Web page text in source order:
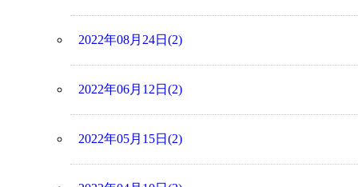
2022年08月24日(2)
2022年06月12日(2)
2022年05月15日(2)